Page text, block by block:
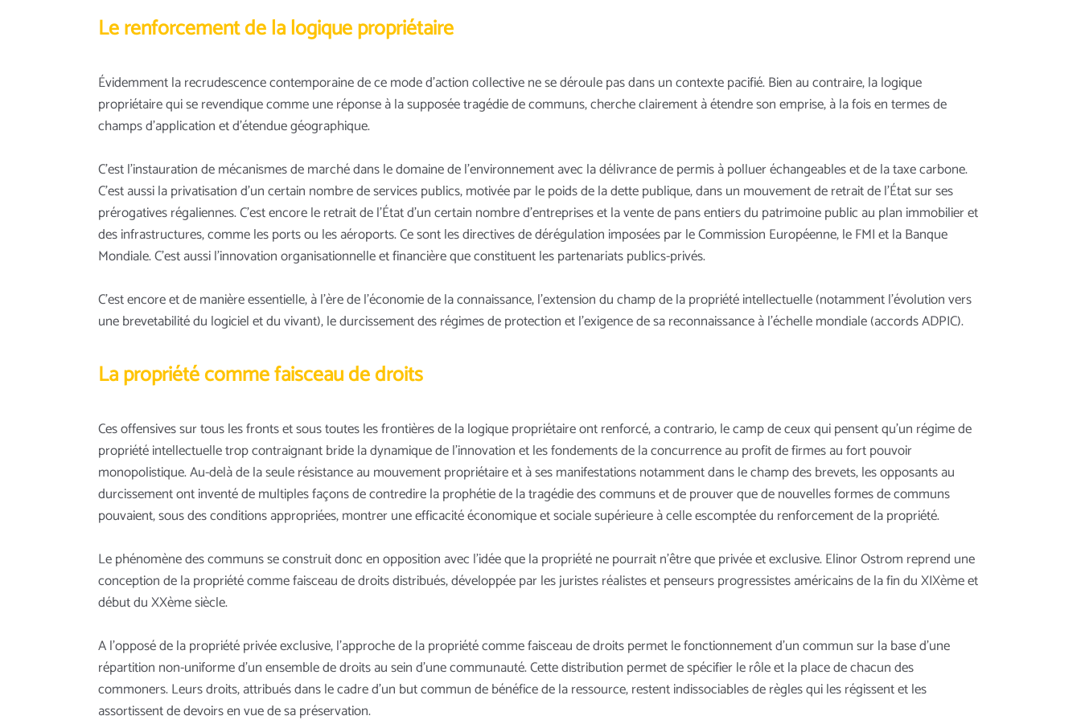
Le renforcement de la logique propriétaire
Évidemment la recrudescence contemporaine de ce mode d’action collective ne se déroule pas dans un contexte pacifié. Bien au contraire, la logique
propriétaire qui se revendique comme une réponse à la supposée tragédie de communs, cherche clairement à étendre son emprise, à la fois en termes de
champs d’application et d’étendue géographique.
C’est l’instauration de mécanismes de marché dans le domaine de l’environnement avec la délivrance de permis à polluer échangeables et de la taxe carbone.
C’est aussi la privatisation d’un certain nombre de services publics, motivée par le poids de la dette publique, dans un mouvement de retrait de l’État sur ses
prérogatives régaliennes. C’est encore le retrait de l’État d’un certain nombre d’entreprises et la vente de pans entiers du patrimoine public au plan immobilier et
des infrastructures, comme les ports ou les aéroports. Ce sont les directives de dérégulation imposées par le Commission Européenne, le FMI et la Banque
Mondiale. C’est aussi l’innovation organisationnelle et financière que constituent les partenariats publics-privés.
C’est encore et de manière essentielle, à l’ère de l’économie de la connaissance, l’extension du champ de la propriété intellectuelle (notamment l’évolution vers
une brevetabilité du logiciel et du vivant), le durcissement des régimes de protection et l’exigence de sa reconnaissance à l’échelle mondiale (accords ADPIC).
La propriété comme faisceau de droits
Ces offensives sur tous les fronts et sous toutes les frontières de la logique propriétaire ont renforcé, a contrario, le camp de ceux qui pensent qu’un régime de
propriété intellectuelle trop contraignant bride la dynamique de l’innovation et les fondements de la concurrence au profit de firmes au fort pouvoir
monopolistique. Au-delà de la seule résistance au mouvement propriétaire et à ses manifestations notamment dans le champ des brevets, les opposants au
durcissement ont inventé de multiples façons de contredire la prophétie de la tragédie des communs et de prouver que de nouvelles formes de communs
pouvaient, sous des conditions appropriées, montrer une efficacité économique et sociale supérieure à celle escomptée du renforcement de la propriété.
Le phénomène des communs se construit donc en opposition avec l’idée que la propriété ne pourrait n’être que privée et exclusive. Elinor Ostrom reprend une
conception de la propriété comme faisceau de droits distribués, développée par les juristes réalistes et penseurs progressistes américains de la fin du XIXème et
début du XXème siècle.
A l’opposé de la propriété privée exclusive, l’approche de la propriété comme faisceau de droits permet le fonctionnement d’un commun sur la base d’une
répartition non-uniforme d’un ensemble de droits au sein d’une communauté. Cette distribution permet de spécifier le rôle et la place de chacun des
commoners. Leurs droits, attribués dans le cadre d’un but commun de bénéfice de la ressource, restent indissociables de règles qui les régissent et les
assortissent de devoirs en vue de sa préservation.